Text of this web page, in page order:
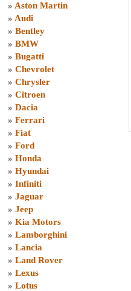
» Aston Martin
» Audi
» Bentley
» BMW
» Bugatti
» Chevrolet
» Chrysler
» Citroen
» Dacia
» Ferrari
» Fiat
» Ford
» Honda
» Hyundai
» Infiniti
» Jaguar
» Jeep
» Kia Motors
» Lamborghini
» Lancia
» Land Rover
» Lexus
» Lotus